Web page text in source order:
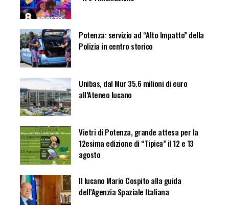
Potenza: servizio ad “Alto Impatto” della
Polizia in centro storico
Unibas, dal Mur 35.6 milioni di euro
all’Ateneo lucano
Vietri di Potenza, grande attesa per la
12esima edizione di “Tipica” il 12 e 13
agosto
Il lucano Mario Cospito alla guida
dell’Agenzia Spaziale Italiana